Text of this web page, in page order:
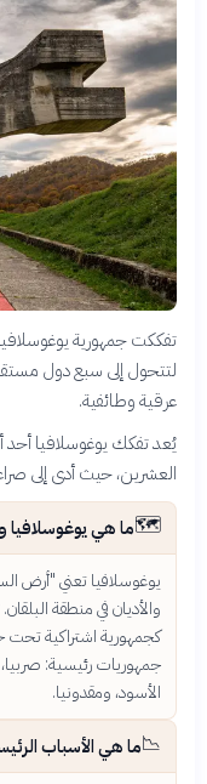
لتتحول إلى سبع دول
عرقية وطائفية.
يُعد تفكك يوغوسلافيا أحد
العشرين، حيث أدى إلى
🗺️ما هي يوغوسلافيا
يوغوسلافيا تعني "أرض
والأديان في منطقة
كجمهورية اشتراكية
جمهوريات رئيسية: صربيا،
الأسود، ومقدونيا.
📉ما هي الأسباب